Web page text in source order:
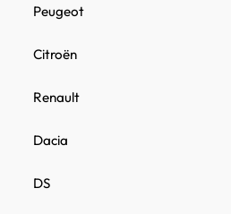
Peugeot
DS
Citroën
Renault
Dacia